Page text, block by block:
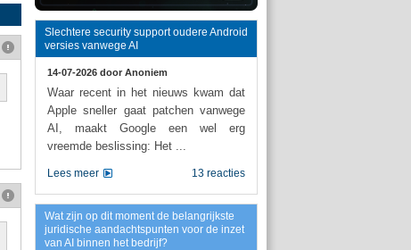
Slechtere security support oudere Android
versies vanwege AI
14-07-2026 door Anoniem
Waar recent in het nieuws kwam dat
Apple sneller gaat patchen vanwege
AI, maakt Google een wel erg
vreemde beslissing: Het ...
13 reacties
Lees meer
Wat zijn op dit moment de belangrijkste
juridische aandachtspunten voor de inzet
van AI binnen het bedrijf?